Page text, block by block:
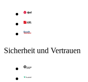
Sicherheit und Vertrauen